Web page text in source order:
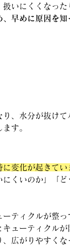
いにくくなった
早めに原因を
、水分が抜け
す。
変化が起きてい
くいのか」「
ティクルが整
ューティクル
広がりやすく